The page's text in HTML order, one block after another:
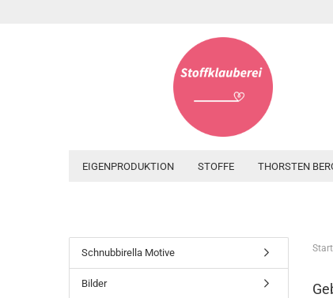
EIGENPRODUKTION STOFFE THORSTEN
Schnubbirella Motive
Bilder